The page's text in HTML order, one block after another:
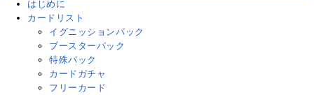
はじめに
カードリスト
イグニッションパック
ブースターパック
特殊パック
カードガチャ
フリーカード